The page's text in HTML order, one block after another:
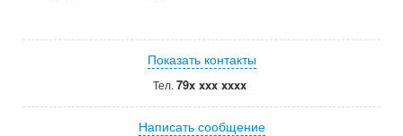
Показать контакты
Тел. 79x xxx xxxx
Написать сообщение